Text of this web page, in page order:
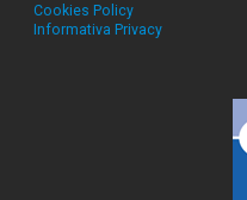
Cookies Policy
Informativa Privacy